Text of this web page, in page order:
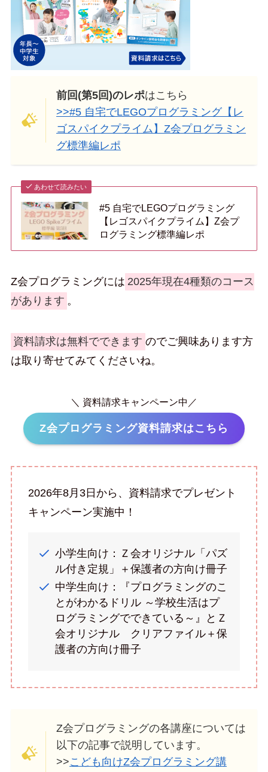
前回(第5回)のレポはこちら
>>#5 自宅でLEGOプログラミング【レ
ゴスパイクプライム】Z会プログラミン
グ標準編レポ
あわせて読みたい
#5 自宅でLEGOプログラミング
【レゴスパイクプライム】Z会プ
ログラミング標準編レポ
Z会プログラミングには 2025年現在4種類のコース
があります 。
資料請求は無料でできます のでご興味あります方
は取り寄せてみてくださいね。
＼ 資料請求キャンペーン中／
Z会プログラミング資料請求はこちら
2026年8月3日から、資料請求でプレゼント
キャンペーン実施中！
小学生向け：Ｚ会オリジナル「パズ
ル付き定規」＋保護者の方向け冊子
中学生向け：『プログラミングのこ
とがわかるドリル ～学校生活はプ
ログラミングでできている～』とＺ
会オリジナル クリアファイル＋保
護者の方向け冊子
Z会プログラミングの各講座については
以下の記事で説明しています。
>>こども向けZ会プログラミング講